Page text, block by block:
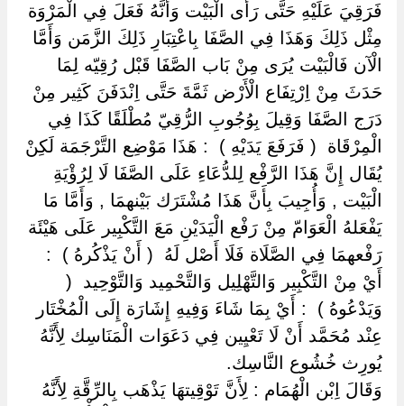
فَرَقِيَ عَلَيْهِ حَتَّى رَأَى الْبَيْت وَأَنَّهُ فَعَلَ فِي الْمَرْوَة
مِثْل ذَلِكَ وَهَذَا فِي الصَّفَا بِاعْتِبَارِ ذَلِكَ الزَّمَن وَأَمَّا
الْآن فَالْبَيْت يُرَى مِنْ بَاب الصَّفَا قَبْل رُقِيّه لِمَا
حَدَثَ مِنْ اِرْتِفَاع الْأَرْض ثَمَّةَ حَتَّى اِنْدَفَنَ كَثِير مِنْ
دَرَج الصَّفَا وَقِيلَ بِوُجُوبِ الرُّقِيّ مُطْلَقًا كَذَا فِي
الْمِرْقَاة ‏ ‏( فَرَفَعَ يَدَيْهِ ) ‏ ‏: هَذَا مَوْضِع التَّرْجَمَة لَكِنْ
يُقَال إِنَّ هَذَا الرَّفْع لِلدُّعَاءِ عَلَى الصَّفَا لَا لِرُؤْيَةِ
الْبَيْت , وَأُجِيبَ بِأَنَّ هَذَا مُشْتَرَك بَيْنهمَا , وَأَمَّا مَا
يَفْعَلهُ الْعَوَامّ مِنْ رَفْع الْيَدَيْنِ مَعَ التَّكْبِير عَلَى هَيْئَة
رَفْعهمَا فِي الصَّلَاة فَلَا أَصْل لَهُ ‏ ‏( أَنْ يَذْكُرهُ ) ‏ ‏:
أَيْ مِنْ التَّكْبِير وَالتَّهْلِيل وَالتَّحْمِيد وَالتَّوْحِيد ‏ ‏(
وَيَدْعُوهُ ) ‏ ‏: أَيْ بِمَا شَاءَ وَفِيهِ إِشَارَة إِلَى الْمُخْتَار
عِنْد مُحَمَّد أَنْ لَا تَعْيِين فِي دَعَوَات الْمَنَاسِك لِأَنَّهُ
يُورِث خُشُوع النَّاسِك.
وَقَالَ اِبْن الْهُمَام : لِأَنَّ تَوْقِيتهَا يَذْهَب بِالرِّقَّةِ لِأَنَّهُ